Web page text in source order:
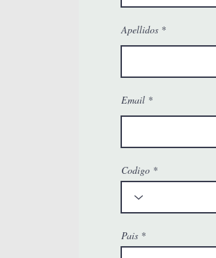
Apellidos
Email
Codigo
Pais